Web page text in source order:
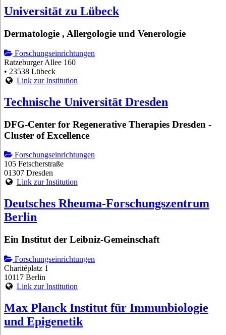
Universität zu Lübeck
Dermatologie , Allergologie und Venerologie
Forschungseinrichtungen
Ratzeburger Allee 160
• 23538 Lübeck
Link zur Institution
Technische Universität Dresden
DFG-Center for Regenerative Therapies Dresden -
Cluster of Excellence
Forschungseinrichtungen
105 Fetscherstraße
01307 Dresden
Link zur Institution
Deutsches Rheuma-Forschungszentrum
Berlin
Ein Institut der Leibniz-Gemeinschaft
Forschungseinrichtungen
Charitéplatz 1
10117 Berlin
Link zur Institution
Max Planck Institut für Immunbiologie
und Epigenetik